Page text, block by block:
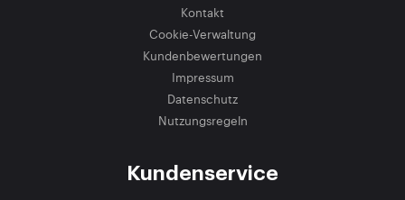
Kontakt
Cookie-Verwaltung
Kundenbewertungen
Impressum
Datenschutz
Nutzungsregeln
Kundenservice